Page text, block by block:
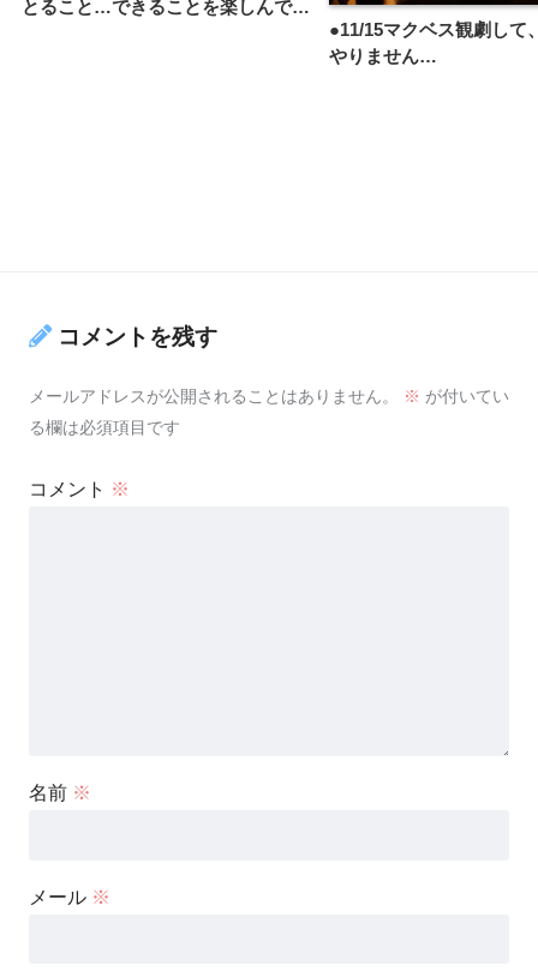
とること…できることを楽しんで…
●11/15マクベス観劇して
やりません…
コメントを残す
メールアドレスが公開されることはありません。 ※ が付いてい
る欄は必須項目です
コメント ※
名前 ※
メール ※